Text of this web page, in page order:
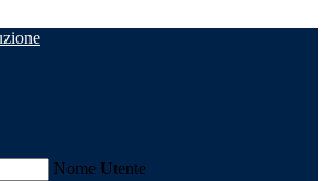
Nome Utente